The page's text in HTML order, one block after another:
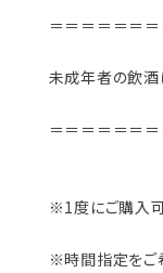
＝＝＝＝＝＝
未成年者の飲酒
＝＝＝＝＝＝
※1度にご購入可
※時間指定をご